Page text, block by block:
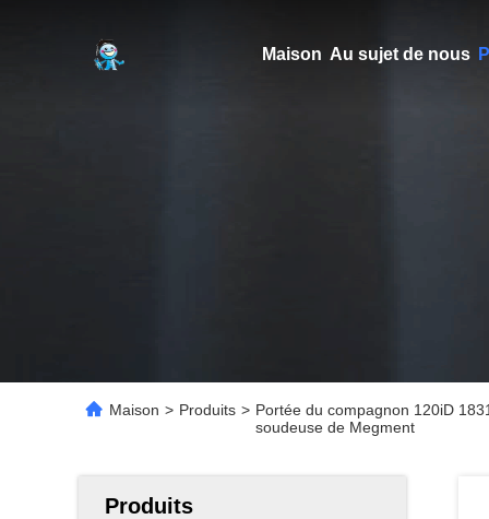
Maison Au sujet de nous
Maison > Produits > Portée du compagnon 120iD
soudeuse de Megment
Produits